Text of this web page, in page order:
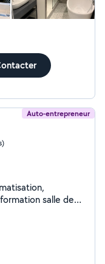
Auto-entrepreneur
salle de